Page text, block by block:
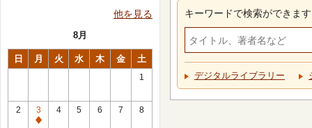
他を見る
8月
日 月 火 水 木 金 土
1
2
3
休
4 5 6 7 8
キーワードで検索ができます
デジタルライブラリー